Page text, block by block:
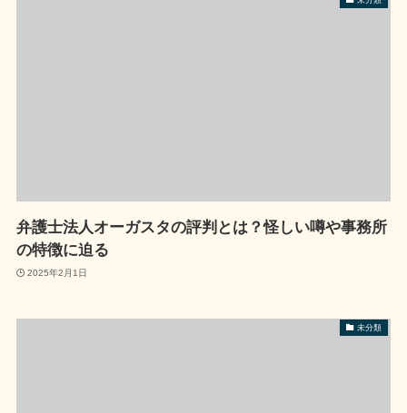
弁護士法人オーガスタの評判とは？怪しい噂や事務所
の特徴に迫る
2025年2月1日
未分類